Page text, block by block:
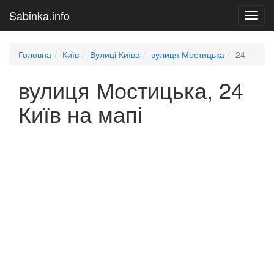
Sabinka.info
Головна Київ Вулиці Київа вулиця Мостицька 24
вулиця Мостицька, 24
Київ на мапі